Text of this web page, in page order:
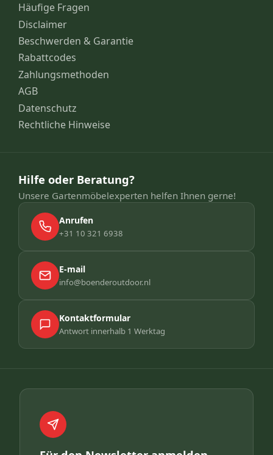
Häufige Fragen
Disclaimer
Beschwerden & Garantie
Rabattcodes
Zahlungsmethoden
AGB
Datenschutz
Rechtliche Hinweise
Hilfe oder Beratung?
Unsere Gartenmöbelexperten helfen Ihnen gerne!
Anrufen
+31 10 321 6938
E-mail
info@boenderoutdoor.nl
Kontaktformular
Antwort innerhalb 1 Werktag